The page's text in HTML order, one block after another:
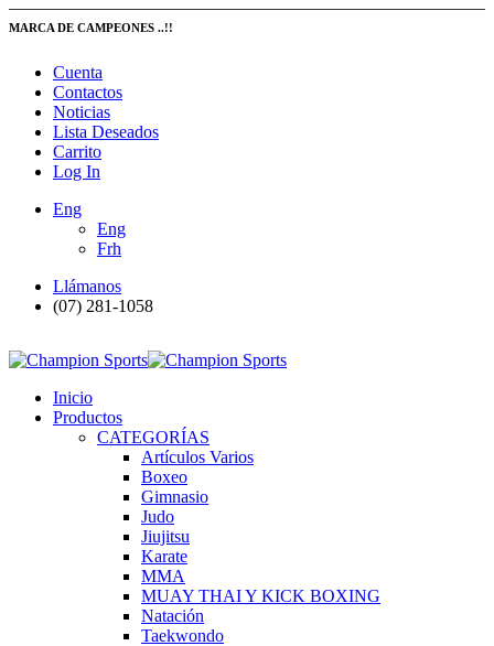
MARCA DE CAMPEONES ..!!
Cuenta
Contactos
Noticias
Lista Deseados
Carrito
Log In
Eng
Eng
Frh
Llámanos
(07) 281-1058
Inicio
Productos
CATEGORÍAS
Artículos Varios
Boxeo
Gimnasio
Judo
Jiujitsu
Karate
MMA
MUAY THAI Y KICK BOXING
Natación
Taekwondo